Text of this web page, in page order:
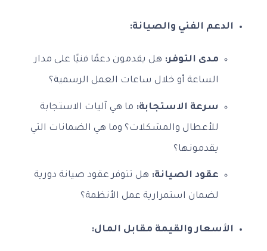
الدعم الفني والصيانة:
مدى التوفر: هل يقدمون دعمًا فنيًا على مدار
الساعة أو خلال ساعات العمل الرسمية؟
سرعة الاستجابة: ما هي آليات الاستجابة
للأعطال والمشكلات؟ وما هي الضمانات التي
يقدمونها؟
عقود الصيانة: هل تتوفر عقود صيانة دورية
لضمان استمرارية عمل الأنظمة؟
الأسعار والقيمة مقابل المال: